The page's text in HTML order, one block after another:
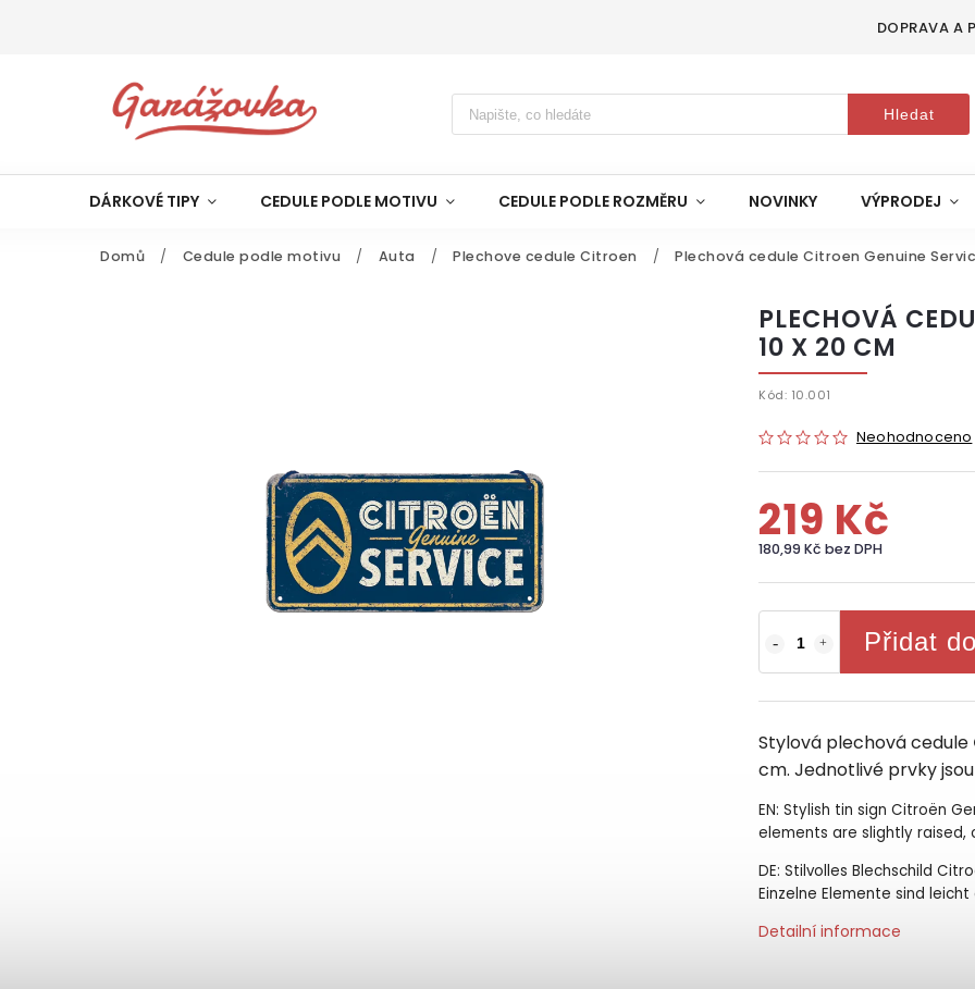
DOPRAVA A
Hledat
DÁRKOVÉ TIPY CEDULE PODLE MOTIVU CEDULE PODLE ROZMĚRU NOVINKY VÝPRODEJ
Domů / Cedule podle motivu / Auta / Plechove cedule Citroen / Plechová cedule Citroen Genuine
PLECHOVÁ
10 X 20 CM
Kód: 10.001
Neohodnoceno
219 Kč
180,99 Kč bez DPH
Přidat
Stylová plechová cedule
cm. Jednotlivé prvky
EN: Stylish tin sign Citroën
elements are slightly
DE: Stilvolles Blechschild
Einzelne Elemente sind
Detailní informace